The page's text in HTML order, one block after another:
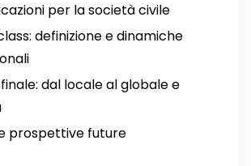
per la società civile
definizione e dinamiche
dal locale al globale e
prospettive future